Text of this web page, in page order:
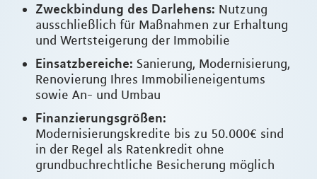
Zweckbindung des Darlehens: Nutzung
ausschließlich für Maßnahmen zur Erhaltung
und Wertsteigerung der Immobilie
Einsatzbereiche: Sanierung, Modernisierung,
Renovierung Ihres Immobilieneigentums
sowie An- und Umbau
Finanzierungsgrößen:
Modernisierungskredite bis zu 50.000€ sind
in der Regel als Ratenkredit ohne
grundbuchrechtliche Besicherung möglich